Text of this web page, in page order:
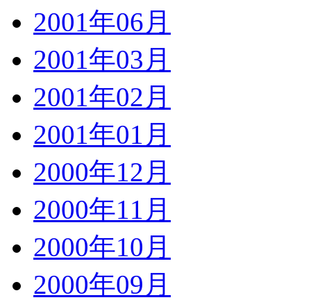
2001年06月
2001年03月
2001年02月
2001年01月
2000年12月
2000年11月
2000年10月
2000年09月